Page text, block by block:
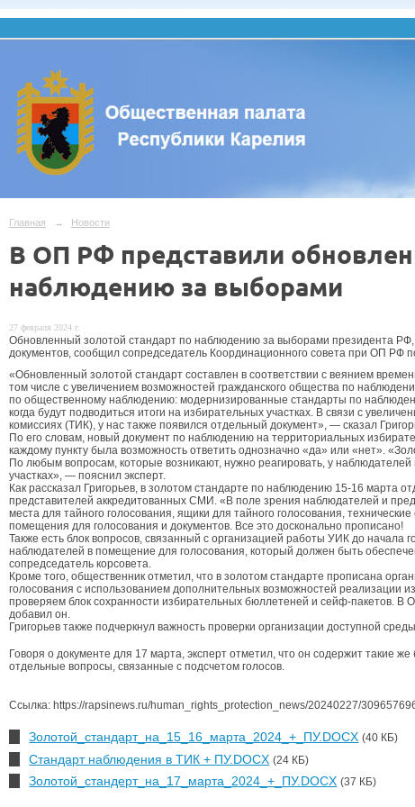
Главная → Новости
В ОП РФ представили
наблюдению за выборами
27 февраля 2024 г.
Обновленный золотой стандарт по наблюдению за выборами президента
документов, сообщил сопредседатель Координационного совета при ОП РФ
«Обновленный золотой стандарт составлен в соответствии с веянием
том числе с увеличением возможностей гражданского общества по
по общественному наблюдению: модернизированные стандарты по
когда будут подводиться итоги на избирательных участках. В связи с
комиссиях (ТИК), у нас также появился отдельный документ», — сказал
По его словам, новый документ по наблюдению на территориальных
каждому пункту была возможность ответить однозначно «да» или «нет».
По любым вопросам, которые возникают, нужно реагировать, у
участках», — пояснил эксперт.
Как рассказал Григорьев, в золотом стандарте по наблюдению 15-16 марта
представителей аккредитованных СМИ. «В поле зрения наблюдателей и
места для тайного голосования, ящики для тайного голосования,
помещения для голосования и документов. Все это досконально прописано!
Также есть блок вопросов, связанный с организацией работы УИК до начала
наблюдателей в помещение для голосования, который должен быть
сопредседатель корсовета.
Кроме того, общественник отметил, что в золотом стандарте прописана
голосования с использованием дополнительных возможностей реализации
проверяем блок сохранности избирательных бюллетеней и сейф-пакетов.
добавил он.
Григорьев также подчеркнул важность проверки организации доступной
Говоря о документе для 17 марта, эксперт отметил, что он содержит такие
отдельные вопросы, связанные с подсчетом голосов.
Ссылка: https://rapsinews.ru/human_rights_protection_news/20240227/
Золотой_стандарт_на_15_16_марта_2024_+_ПУ.DOCX (40 КБ)
Стандарт наблюдения в ТИК + ПУ.DOCX (24 КБ)
Золотой_стандерт_на_17_марта_2024_+_ПУ.DOCX (37 КБ)